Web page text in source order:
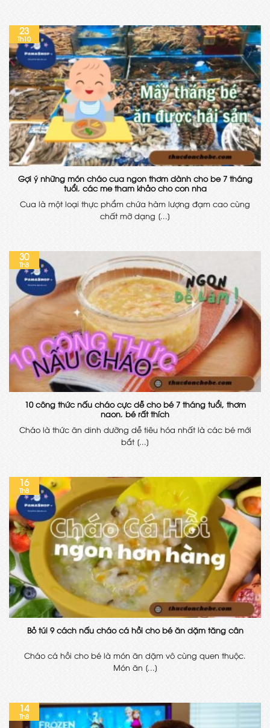
Gợi ý những món cháo cua ngon thơm dành cho be 7 tháng
tuổi, các mẹ tham khảo cho con nha
Cua là một loại thực phẩm chứa hàm lượng đạm cao cùng
chất mỡ dạng [...]
23
Th10
10 công thức nấu cháo cực dễ cho bé 7 tháng tuổi, thơm
ngon, bé rất thích
Cháo là thức ăn dinh dưỡng dễ tiêu hóa nhất là các bé mới
bắt [...]
30
Th8
Bỏ túi 9 cách nấu cháo cá hồi cho bé ăn dặm tăng cân
Cháo cá hồi cho bé là món ăn dặm vô cùng quen thuộc.
Món ăn [...]
16
Th8
14
Th8